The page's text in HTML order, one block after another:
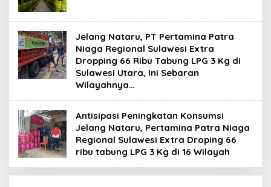
Jelang Nataru, PT Pertamina Patra
Niaga Regional Sulawesi Extra
Dropping 66 Ribu Tabung LPG 3 Kg di
Sulawesi Utara, Ini Sebaran
Wilayahnya…
Antisipasi Peningkatan Konsumsi
Jelang Nataru, Pertamina Patra Niaga
Regional Sulawesi Extra Droping 66
ribu tabung LPG 3 Kg di 16 Wilayah